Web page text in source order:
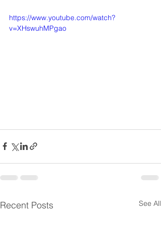
https://www.youtube.com/watch?
v=XHswuhMPgao
Recent Posts See All